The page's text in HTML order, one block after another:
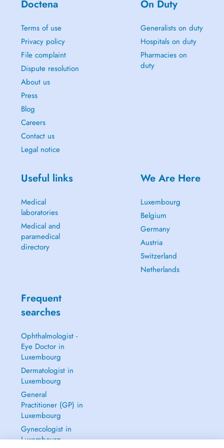
You can also visit my website : www.jflp-energeticien.lu
My services are not reimbursed by the CNS.
Reiki 90 euros
Magnetism 90 euros
Chinese Energy Massages : Therapeutic Tui Na / Relaxing An Mo
1h 110 euros
1h30 140 euros
Jean-François Le Port - Energy Therapist
Doctena
Terms of use
Privacy policy
File complaint
Dispute resolution
About us
Press
Blog
Careers
Contact us
Legal notice
On Duty
Generalists on duty
Hospitals on duty
Pharmacies on
duty
Useful links
Medical
laboratories
Medical and
paramedical
directory
We Are Here
Luxembourg
Belgium
Germany
Austria
Switzerland
Netherlands
Frequent
searches
Ophthalmologist -
Eye Doctor in
Luxembourg
Dermatologist in
Luxembourg
General
Practitioner (GP) in
Luxembourg
Gynecologist in
Luxembourg